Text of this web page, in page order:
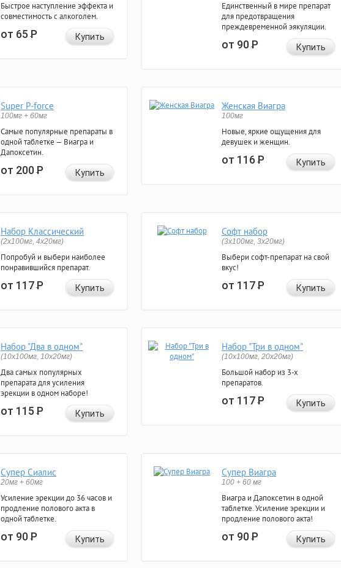
Быстрое наступление эффекта и
совместимость с алкоголем.
от 65Р Купить
Единственный в мире препарат
для предотвращения
преждевременной эякуляции.
от 90Р Купить
Super P-force
100мг + 60мг
Самые популярные препараты в
одной таблетке — Виагра и
Дапоксетин.
от 200Р Купить
Женская Виагра
100мг
Новые, яркие ощущения для
девушек и женщин.
от 116Р Купить
Набор Классический
(2x100мг, 4x20мг)
Попробуй и выбери наиболее
понравившийся препарат.
от 117Р Купить
Софт набор
(3x100мг, 3x20мг)
Выбери софт-препарат на свой
вкус!
от 117Р Купить
Набор "Два в одном"
(10x100мг, 10x20мг)
Два самых популярных
препарата для усиления
эрекции в одном наборе!
от 115Р Купить
Набор "Три в одном"
(10x100мг, 20x20мг)
Большой набор из 3-х
препаратов.
от 117Р Купить
Супер Сиалис
20мг + 60мг
Усиление эрекции до 36 часов и
продление полового акта в
одной таблетке.
от 90Р Купить
Супер Виагра
100 + 60 мг
Виагра и Дапоксетин в одной
таблетке. Усиление эрекции и
продление полового акта!
от 90Р Купить